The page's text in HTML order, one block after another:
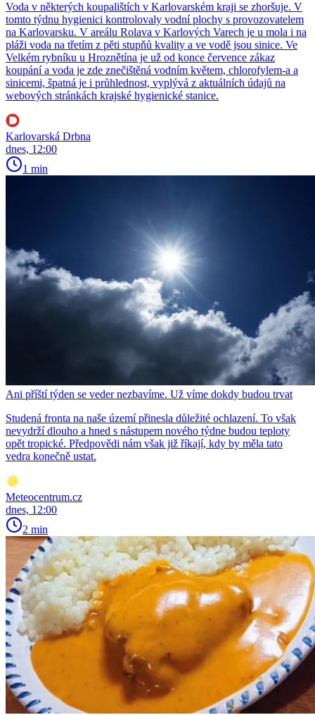
Voda v některých koupalištích v Karlovarském kraji se zhoršuje. V
tomto týdnu hygienici kontrolovaly vodní plochy s provozovatelem
na Karlovarsku. V areálu Rolava v Karlových Varech je u mola i na
pláži voda na třetím z pěti stupňů kvality a ve vodě jsou sinice. Ve
Velkém rybníku u Hroznětína je už od konce července zákaz
koupání a voda je zde znečištěná vodním květem, chlorofylem-a a
sinicemi, špatná je i průhlednost, vyplývá z aktuálních údajů na
webových stránkách krajské hygienické stanice.
Karlovarská Drbna
dnes, 12:00
1 min
Ani příští týden se veder nezbavíme. Už víme dokdy budou trvat
Studená fronta na naše území přinesla důležité ochlazení. To však
nevydrží dlouho a hned s nástupem nového týdne budou teploty
opět tropické. Předpovědi nám však již říkají, kdy by měla tato
vedra konečně ustat.
Meteocentrum.cz
dnes, 12:00
2 min